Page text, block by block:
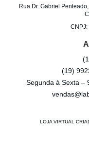
Rua Dr. Gabriel
(19)
Segunda à Sexta –
LOJA VIRTUAL